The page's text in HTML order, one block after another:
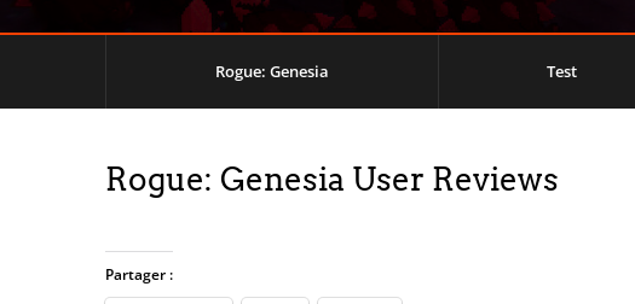
Rogue: Genesia Test
Rogue: Genesia User Reviews
Partager :